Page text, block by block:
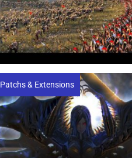
Patchs & Extensions